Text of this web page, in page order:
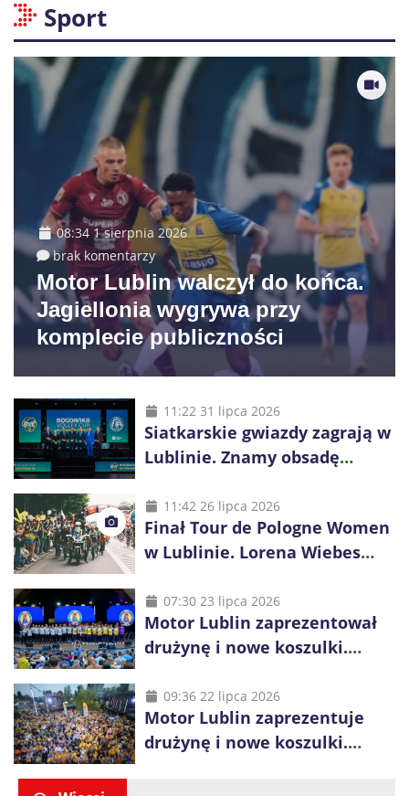
Sport
08:34 1 sierpnia 2026
brak komentarzy
Motor Lublin walczył do końca.
Jagiellonia wygrywa przy
komplecie publiczności
11:22 31 lipca 2026
Siatkarskie gwiazdy zagrają w
Lublinie. Znamy obsadę
11:42 26 lipca 2026
Finał Tour de Pologne Women
w Lublinie. Lorena Wiebes
07:30 23 lipca 2026
Motor Lublin zaprezentował
drużynę i nowe koszulki.
zespół w sezonie 2026/27
09:36 22 lipca 2026
Motor Lublin zaprezentuje
drużynę i nowe koszulki.